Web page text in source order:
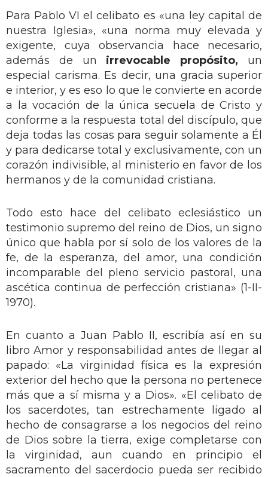
Para Pablo VI el celibato es «una ley capital de
nuestra Iglesia», «una norma muy elevada y
exigente, cuya observancia hace necesario,
además de un irrevocable propósito, un
especial carisma. Es decir, una gracia superior
e interior, y es eso lo que le convierte en acorde
a la vocación de la única secuela de Cristo y
conforme a la respuesta total del discípulo, que
deja todas las cosas para seguir solamente a Él
y para dedicarse total y exclusivamente, con un
corazón indivisible, al ministerio en favor de los
hermanos y de la comunidad cristiana.
Todo esto hace del celibato eclesiástico un
testimonio supremo del reino de Dios, un signo
único que habla por sí solo de los valores de la
fe, de la esperanza, del amor, una condición
incomparable del pleno servicio pastoral, una
ascética continua de perfección cristiana» (1-II-
1970).
En cuanto a Juan Pablo II, escribía así en su
libro Amor y responsabilidad antes de llegar al
papado: «La virginidad física es la expresión
exterior del hecho que la persona no pertenece
más que a sí misma y a Dios». «El celibato de
los sacerdotes, tan estrechamente ligado al
hecho de consagrarse a los negocios del reino
de Dios sobre la tierra, exige completarse con
la virginidad, aun cuando en principio el
sacramento del sacerdocio pueda ser recibido